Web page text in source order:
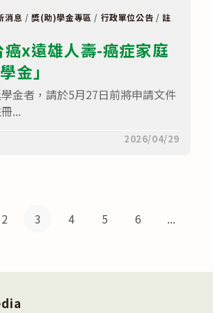
消息 /獎(助)學金專區 / 行政單位公告 /註
x遠雄人壽-癌症家庭
金」
金者，請於5月27日前將申請文件
...
2026/04/29
page
2 3 4 5 6
...
next page